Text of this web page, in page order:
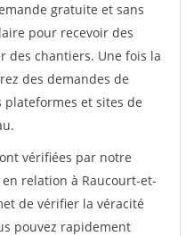
gratuite et sans
pour recevoir des
des chantiers. Une fois la
des demandes de
et sites de
vérifiées par notre
relation à Raucourt-et-
de vérifier la véracité
pouvez rapidement